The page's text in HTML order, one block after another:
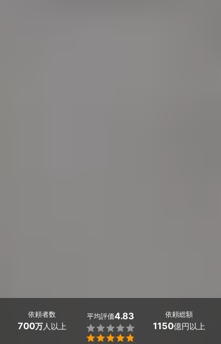
依頼者数
700万人以上
平均評価4.83


依頼総額
1150億円以上